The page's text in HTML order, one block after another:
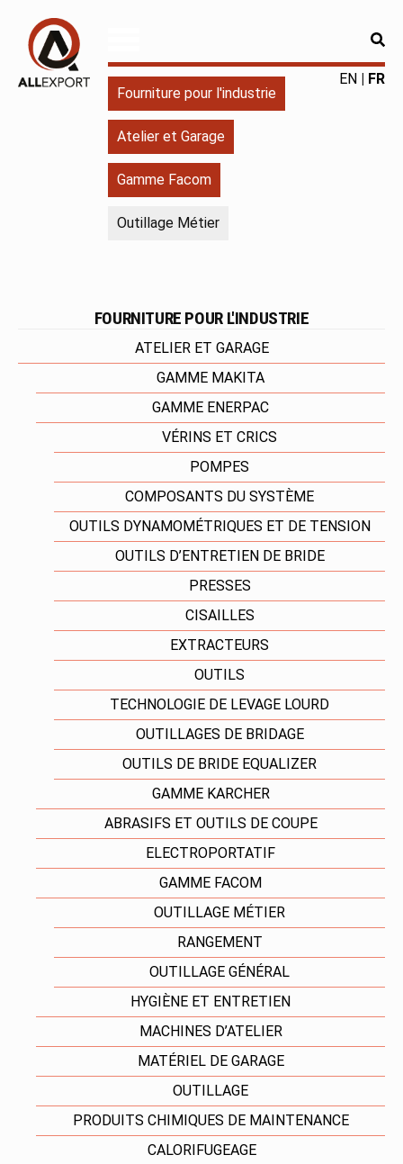
Fourniture
pour
l'industrie
Produits
chimiques
Fabricant
EN
FR
Fourniture pour l'industrie
Atelier et Garage
Gamme Facom
Outillage Métier
FOURNITURE POUR L'INDUSTRIE
ATELIER ET GARAGE
GAMME MAKITA
GAMME ENERPAC
VÉRINS ET CRICS
POMPES
COMPOSANTS DU SYSTÈME
OUTILS DYNAMOMÉTRIQUES ET DE TENSION
OUTILS D’ENTRETIEN DE BRIDE
PRESSES
CISAILLES
EXTRACTEURS
OUTILS
TECHNOLOGIE DE LEVAGE LOURD
OUTILLAGES DE BRIDAGE
OUTILS DE BRIDE EQUALIZER
GAMME KARCHER
ABRASIFS ET OUTILS DE COUPE
ELECTROPORTATIF
GAMME FACOM
OUTILLAGE MÉTIER
RANGEMENT
OUTILLAGE GÉNÉRAL
HYGIÈNE ET ENTRETIEN
MACHINES D’ATELIER
MATÉRIEL DE GARAGE
OUTILLAGE
PRODUITS CHIMIQUES DE MAINTENANCE
CALORIFUGEAGE